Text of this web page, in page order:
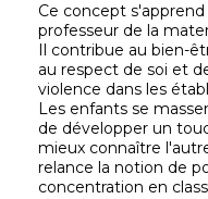
Ce concept
professeur de la
Il contribue au bien-
au respect de soi et
violence dans les
Les enfants se
de développer un
mieux connaître
relance la notion de
concentration en